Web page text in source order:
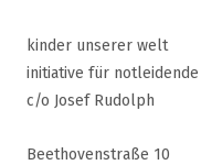
kinder unserer welt
initiative für notleidende
c/o Josef Rudolph
Beethovenstraße 10